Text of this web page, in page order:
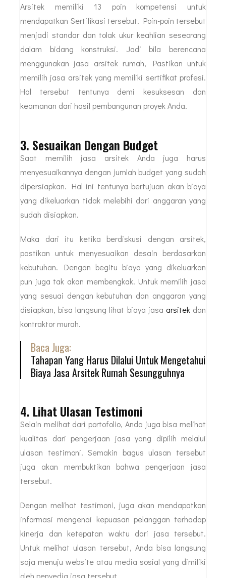
Arsitek memiliki 13 poin kompetensi untuk
mendapatkan Sertifikasi tersebut. Poin-poin tersebut
menjadi standar dan tolak ukur keahlian seseorang
dalam bidang konstruksi. Jadi bila berencana
menggunakan jasa arsitek rumah, Pastikan untuk
memilih jasa arsitek yang memiliki sertifikat profesi.
Hal tersebut tentunya demi kesuksesan dan
keamanan dari hasil pembangunan proyek Anda.
3. Sesuaikan Dengan Budget
Saat memilih jasa arsitek Anda juga harus
menyesuaikannya dengan jumlah budget yang sudah
dipersiapkan. Hal ini tentunya bertujuan akan biaya
yang dikeluarkan tidak melebihi dari anggaran yang
sudah disiapkan.
Maka dari itu ketika berdiskusi dengan arsitek,
pastikan untuk menyesuaikan desain berdasarkan
kebutuhan. Dengan begitu biaya yang dikeluarkan
pun juga tak akan membengkak. Untuk memilih jasa
yang sesuai dengan kebutuhan dan anggaran yang
disiapkan, bisa langsung lihat biaya jasa arsitekdan
kontraktor murah.
Baca Juga:
Tahapan Yang Harus Dilalui Untuk Mengetahui
Biaya Jasa Arsitek Rumah Sesungguhnya
4. Lihat Ulasan Testimoni
Selain melihat dari portofolio, Anda juga bisa melihat
kualitas dari pengerjaan jasa yang dipilih melalui
ulasan testimoni. Semakin bagus ulasan tersebut
juga akan membuktikan bahwa pengerjaan jasa
tersebut.
Dengan melihat testimoni, juga akan mendapatkan
informasi mengenai kepuasan pelanggan terhadap
kinerja dan ketepatan waktu dari jasa tersebut.
Untuk melihat ulasan tersebut, Anda bisa langsung
saja menuju website atau media sosial yang dimiliki
oleh penyedia jasa tersebut.